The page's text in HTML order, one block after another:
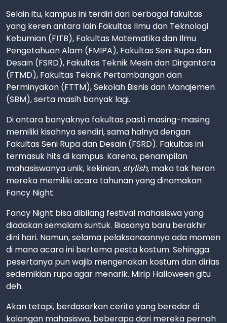
Selain itu, kampus ini terdiri dari berbagai fakultas
yang keren antara lain Fakultas Ilmu dan Teknologi
Kebumian (FITB), Fakultas Matematika dan Ilmu
Pengetahuan Alam (FMIPA), Fakultas Seni Rupa dan
Desain (FSRD), Fakultas Teknik Mesin dan Dirgantara
(FTMD), Fakultas Teknik Pertambangan dan
Perminyakan (FTTM), Sekolah Bisnis dan Manajemen
(SBM), serta masih banyak lagi.
Di antara banyaknya fakultas pasti masing-masing
memiliki kisahnya sendiri, sama halnya dengan
Fakultas Seni Rupa dan Desain (FSRD). Fakultas ini
termasuk hits di kampus. Karena, penampilan
mahasiswanya unik, kekinian, stylish, maka tak heran
mereka memiliki acara tahunan yang dinamakan
Fancy Night.
Fancy Night bisa dibilang festival mahasiswa yang
diadakan semalam suntuk. Biasanya baru berakhir
dini hari. Namun, selama pelaksanaannya ada momen
di mana acara ini bertema pesta kostum. Sehingga
pesertanya pun wajib mengenakan kostum dan dirias
sedemikian rupa agar menarik. Mirip Halloween gitu
deh.
Akan tetapi, berdasarkan cerita yang beredar di
kalangan mahasiswa, beberapa dari mereka pernah